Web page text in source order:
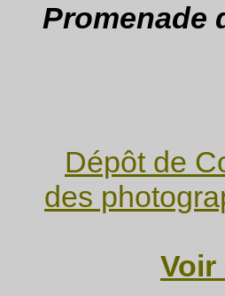
Promenade
Dépôt de
des